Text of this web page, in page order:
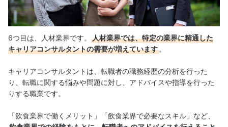
6つ目は、人材業界です。
人材業界では、特定の業界に精通した
キャリアコンサルタントの需要が増えています 。
キャリアコンサルタントは、転職者の職務経歴の分析を行った
り、転職に関する悩みや問題に対し、アドバイスや指導を行った
りする職業です。
「飲食業界で働くメリット」「飲食業界で必要なスキル」など、